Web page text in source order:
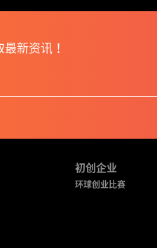
新资讯！
初创企业
环球创业比赛